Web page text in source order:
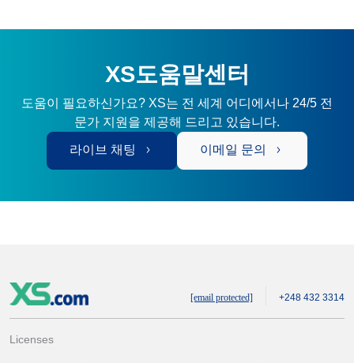
XS도움말센터
도움이 필요하신가요? XS는 전 세계 어디에서나 24/5 전
문가 지원을 제공해 드리고 있습니다.
라이브 채팅 이메일 문의
[email protected] +248 432 3314
Licenses